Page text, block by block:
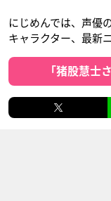
にじめんでは、声優
キャラクター、最新
「猪股慧士